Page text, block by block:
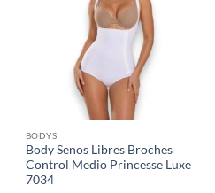
BODYS
Body Senos Libres Broches
Control Medio Princesse Luxe
7034